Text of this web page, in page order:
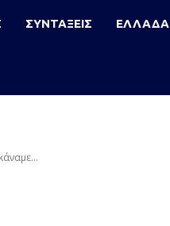
ΣΥΝΤΑΞΕΙΣ ΕΛΛΑΔΑ